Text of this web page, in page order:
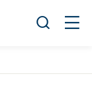
Öppna